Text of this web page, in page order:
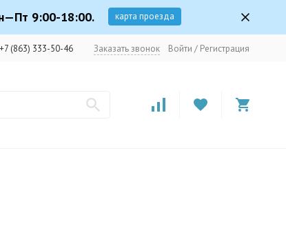
9:00-18:00. карта проезда
+7 (863) 333-50-46 Заказать звонок Войти / Регистрация